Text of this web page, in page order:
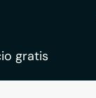
gratis